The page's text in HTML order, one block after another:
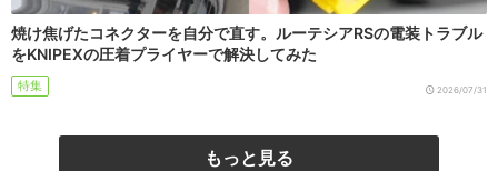
焼け焦げたコネクターを自分で直す。ルーテシアRSの電装トラブル
をKNIPEXの圧着プライヤーで解決してみた
特集 2026/07/31
もっと見る